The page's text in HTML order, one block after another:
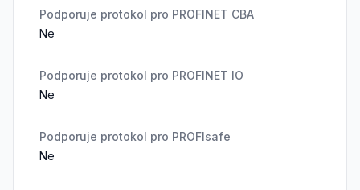
Podporuje protokol pro PROFINET CBA
Ne
Podporuje protokol pro PROFINET IO
Ne
Podporuje protokol pro PROFIsafe
Ne